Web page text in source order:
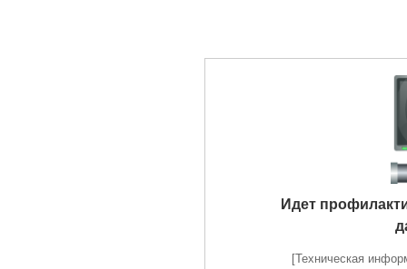
Идет
[Техническая